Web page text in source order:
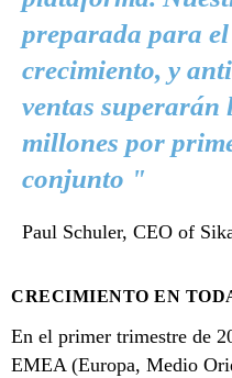
preparada para
crecimiento, y
ventas
millones por
conjunto "
Paul Schuler, CEO of
CRECIMIENTO EN
En el primer trimestre de
EMEA (Europa, Medio